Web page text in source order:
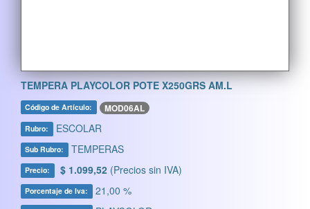
TEMPERA PLAYCOLOR POTE X250GRS AM.L
Código de Artículo: MOD06AL
Rubro: ESCOLAR
Sub Rubro: TEMPERAS
Precio: $ 1.099,52 (Precios sin IVA)
Porcentaje de Iva: 21,00 %